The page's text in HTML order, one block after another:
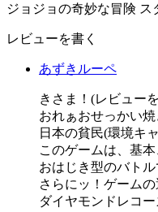
ジョジョの奇妙な冒険 ス
レビューを書く
あずきルーペ
きさま！(レビュー
おれぁおせっかい
日本の貧民(環境キ
このゲームは、基
おはじき型のバト
さらにッ！ゲーム
ダイヤモンドレコ